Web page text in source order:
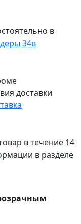
в
34в
доставки
в течение 14
в разделе